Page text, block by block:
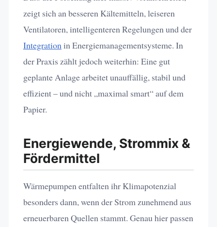
zeigt sich an besseren Kältemitteln, leiseren
Ventilatoren, intelligenteren Regelungen und der
Integration in Energiemanagementsysteme. In
der Praxis zählt jedoch weiterhin: Eine gut
geplante Anlage arbeitet unauffällig, stabil und
effizient – und nicht „maximal smart“ auf dem
Papier.
Energiewende, Strommix &
Fördermittel
Wärmepumpen entfalten ihr Klimapotenzial
besonders dann, wenn der Strom zunehmend aus
erneuerbaren Quellen stammt. Genau hier passen